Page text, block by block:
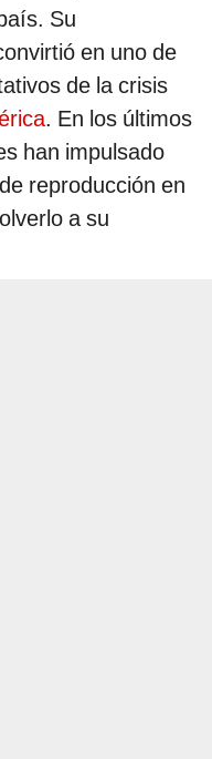
Su
en uno de
de la crisis
. En los últimos
han impulsado
reproducción en
a su